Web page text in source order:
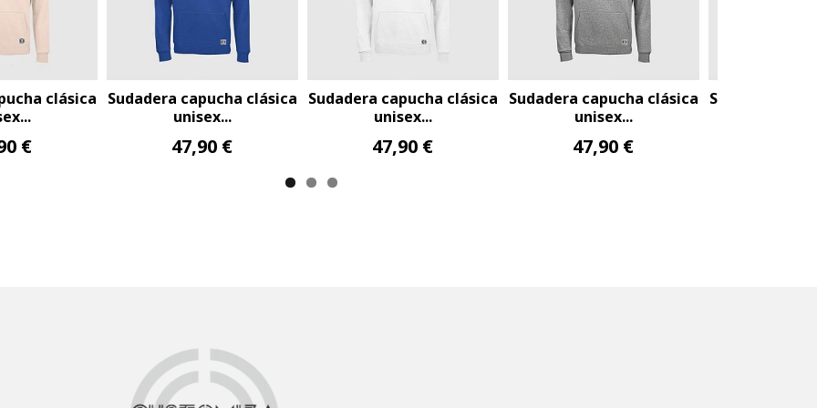
clásica
€
Sudadera capucha clásica
unisex...
47,90 €
Sudadera capucha clásica
unisex...
47,90 €
Sudadera capucha clásica
unisex...
47,90 €